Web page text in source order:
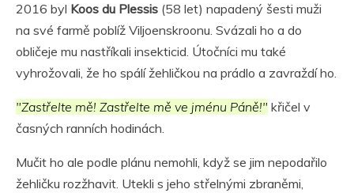
2016 byl Koos du Plessis (58 let) napadený šesti muži
na své farmě poblíž Viljoenskroonu. Svázali ho a do
obličeje mu nastříkali insekticid. Útočníci mu také
vyhrožovali, že ho spálí žehličkou na prádlo a zavraždí ho.
"Zastřelte mě! Zastřelte mě ve jménu Páně!" křičel v
časných ranních hodinách.
Mučit ho ale podle plánu nemohli, když se jim nepodařilo
žehličku rozžhavit. Utekli s jeho střelnými zbraněmi,